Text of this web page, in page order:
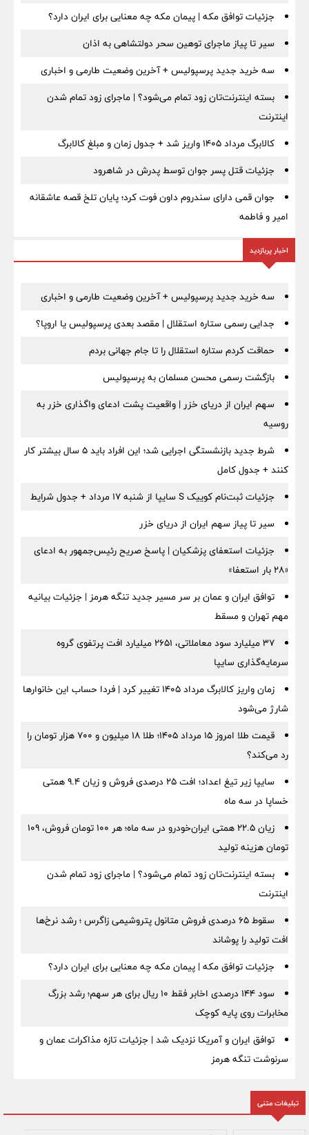
جزئیات توافق مکه | پیمان مکه چه معنایی برای ایران دارد؟
سیر تا پیاز ماجرای توهین سحر دولتشاهی به اذان
سه خرید جدید پرسپولیس + آخرین وضعیت طارمی و اخباری
بسته اینترنت‌تان زود تمام می‌شود؟ | ماجرای زود تمام شدن
اینترنت
کالابرگ مرداد ۱۴۰۵ واریز شد + جدول زمان و مبلغ کالابرگ
جزئیات قتل پسر جوان توسط پدرش در شاهرود
جوان قمی دارای سندروم داون فوت کرد؛ پایان تلخ قصه عاشقانه
امیر و فاطمه
اخبار پربازدید
سه خرید جدید پرسپولیس + آخرین وضعیت طارمی و اخباری
جدایی رسمی ستاره استقلال | مقصد بعدی پرسپولیس یا اروپا؟
حماقت کردم ستاره استقلال را تا جام جهانی بردم
بازگشت رسمی محسن مسلمان به پرسپولیس
سهم ایران از دریای خزر | واقعیت پشت ادعای واگذاری خزر به
روسیه
شرط جدید بازنشستگی اجرایی شد؛ این افراد باید ۵ سال بیشتر کار
کنند + جدول کامل
جزئیات ثبت‌نام کوییک S سایپا از شنبه ۱۷ مرداد + جدول شرایط
سیر تا پیاز سهم ایران از دریای خزر
جزئیات استعفای پزشکیان | پاسخ صریح رئیس‌جمهور به ادعای
«۲۸ بار استعفا»
توافق ایران و عمان بر سر مسیر جدید تنگه هرمز | جزئیات بیانیه
مهم تهران و مسقط
۳۷ میلیارد سود معاملاتی، ۲۶۵۱ میلیارد افت پرتفوی گروه
سرمایه‌گذاری سایپا
زمان واریز کالابرگ مرداد ۱۴۰۵ تغییر کرد | فردا حساب این خانوارها
شارژ می‌شود
قیمت طلا امروز ۱۵ مرداد ۱۴۰۵؛ طلا ۱۸ میلیون و ۷۰۰ هزار تومان را
رد می‌کند؟
سایپا زیر تیغ اعداد؛ افت ۲۵ درصدی فروش و زیان ۹.۴ همتی
خساپا در سه ماه
زیان ۲۲.۵ همتی ایران‌خودرو در سه ماه؛ هر ۱۰۰ تومان فروش، ۱۰۹
تومان هزینه تولید
بسته اینترنت‌تان زود تمام می‌شود؟ | ماجرای زود تمام شدن
اینترنت
سقوط ۶۵ درصدی فروش متانول پتروشیمی زاگرس ؛ رشد نرخ‌ها
افت تولید را پوشاند
جزئیات توافق مکه | پیمان مکه چه معنایی برای ایران دارد؟
سود ۱۴۴ درصدی اخابر فقط ۱۰ ریال برای هر سهم؛ رشد بزرگ
مخابرات روی پایه کوچک
توافق ایران و آمریکا نزدیک شد | جزئیات تازه مذاکرات عمان و
سرنوشت تنگه هرمز
تبلیغات متنی